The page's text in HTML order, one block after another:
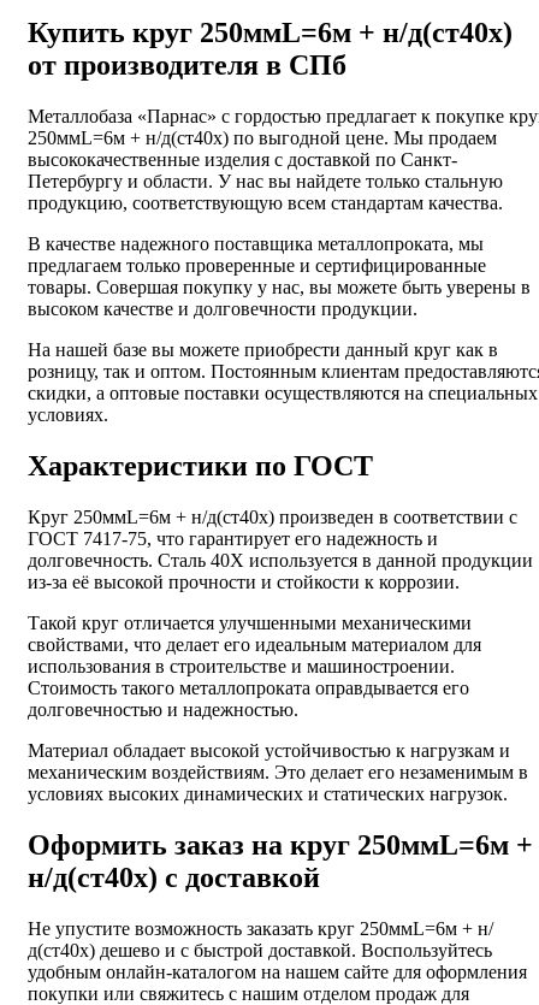
Купить круг 250ммL=6м + н/д(ст40х)
от производителя в СПб
Металлобаза «Парнас» с гордостью предлагает к покупке
250ммL=6м + н/д(ст40х) по выгодной цене. Мы продаем
высококачественные изделия с доставкой по Санкт-
Петербургу и области. У нас вы найдете только стальную
продукцию, соответствующую всем стандартам качества.
В качестве надежного поставщика металлопроката, мы
предлагаем только проверенные и сертифицированные
товары. Совершая покупку у нас, вы можете быть уверены в
высоком качестве и долговечности продукции.
На нашей базе вы можете приобрести данный круг как в
розницу, так и оптом. Постоянным клиентам
скидки, а оптовые поставки осуществляются на специальных
условиях.
Характеристики по ГОСТ
Круг 250ммL=6м + н/д(ст40х) произведен в соответствии с
ГОСТ 7417-75, что гарантирует его надежность и
долговечность. Сталь 40Х используется в данной продукции
из-за её высокой прочности и стойкости к коррозии.
Такой круг отличается улучшенными механическими
свойствами, что делает его идеальным материалом для
использования в строительстве и машиностроении.
Стоимость такого металлопроката оправдывается его
долговечностью и надежностью.
Материал обладает высокой устойчивостью к нагрузкам и
механическим воздействиям. Это делает его незаменимым в
условиях высоких динамических и статических нагрузок.
Оформить заказ на круг 250ммL=6м +
н/д(ст40х) с доставкой
Не упустите возможность заказать круг 250ммL=6м + н/
д(ст40х) дешево и с быстрой доставкой. Воспользуйтесь
удобным онлайн-каталогом на нашем сайте для оформления
покупки или свяжитесь с нашим отделом продаж для